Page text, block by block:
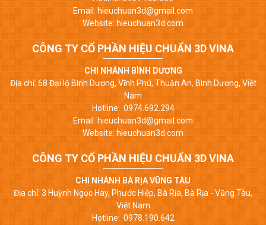
Email: hieuchuan3d@gmail.com
Website: hieuchuan3d.com
CÔNG TY CỔ PHẦN HIỆU CHUẨN 3D VINA
CHI NHÁNH BÌNH DƯƠNG
Địa chỉ: 68 Đại lộ Bình Dương, Vĩnh Phú, Thuận An, Bình Dương, Việt
Nam
Hotline: 0974.692.294
Email: hieuchuan3d@gmail.com
Website: hieuchuan3d.com
CÔNG TY CỔ PHẦN HIỆU CHUẨN 3D VINA
CHI NHÁNH BÀ RỊA VŨNG TÀU
Địa chỉ: 3 Huỳnh Ngọc Hay, Phước Hiệp, Bà Rịa, Bà Rịa - Vũng Tàu,
Việt Nam
Hotline: 0978.190.642